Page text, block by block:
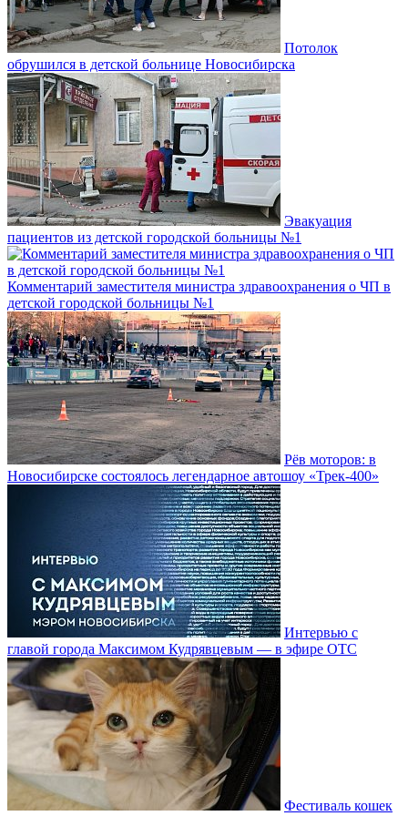
Потолок
обрушился в детской больнице Новосибирска
Эвакуация
пациентов из детской городской больницы №1
Комментарий заместителя министра здравоохранения о ЧП в
детской городской больницы №1
Рёв моторов: в
Новосибирске состоялось легендарное автошоу «Трек-400»
Интервью с
главой города Максимом Кудрявцевым — в эфире ОТС
Фестиваль кошек